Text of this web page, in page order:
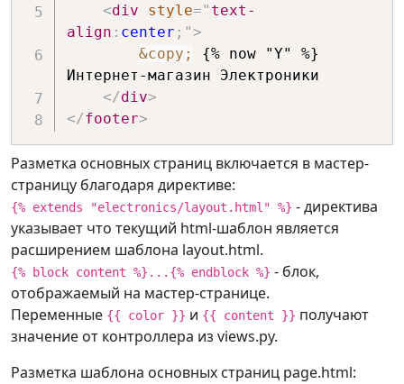
<div style=" text-
align : center ; ">
&copy;
{% now "Y" %}
Интернет-магазин Электроники
</div>
</footer>
Разметка основных страниц включается в мастер-
страницу благодаря директиве:
{% extends "electronics/layout.html" %} - директива
указывает что текущий html-шаблон является
расширением шаблона layout.html.
{% block content %}...{% endblock %} - блок,
отображаемый на мастер-странице.
Переменные {{ color }} и {{ content }} получают
значение от контроллера из views.py.
Разметка шаблона основных страниц page.html: